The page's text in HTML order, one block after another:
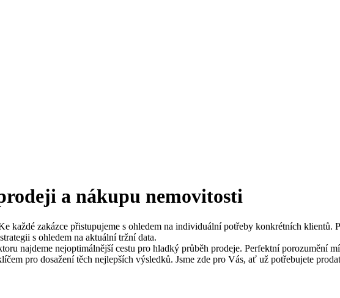
a nákupu nemovitosti
každé zakázce přistupujeme s ohledem na individuální potřeby konkrétních klientů.
s ohledem na aktuální tržní data.
najdeme nejoptimálnější cestu pro hladký průběh prodeje. Perfektní porozumění
pro dosažení těch nejlepších výsledků. Jsme zde pro Vás, ať už potřebujete